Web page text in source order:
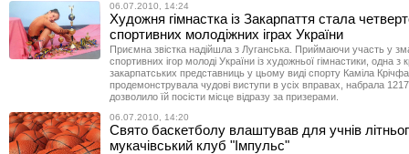
06.07.2010, 14:24
Художня гімнастка із Закарпаття стала
спортивних молодіжних іграх України
Приємна звістка надійшла з Луганська. Приймаючи участь у
спортивних ігор молоді України із художньої гімнастики, одна з
закарпатських представниць у цьому виді спорту Каміла
продемонструвала чудові виступи в усіх вправах, набрала
дозволило їй посісти місце відразу за призерами.
06.07.2010, 14:20
Свято баскетболу влаштував для учнів
мукачівський клуб "Імпульс"